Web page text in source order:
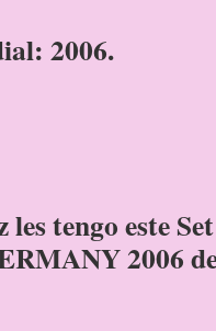
2006.
les tengo este
2006